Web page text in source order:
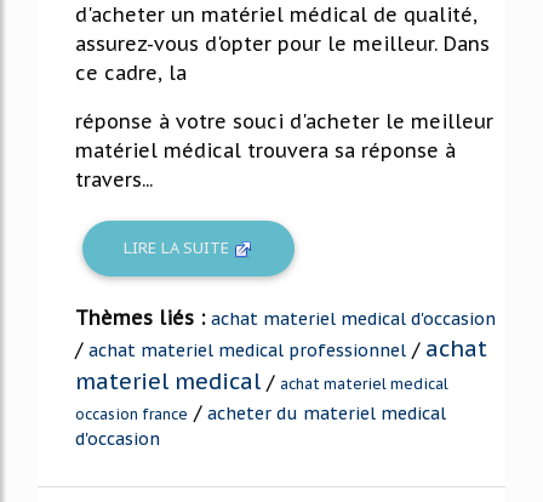
d'acheter un matériel médical de qualité,
assurez-vous d'opter pour le meilleur. Dans
ce cadre, la
réponse à votre souci d'acheter le meilleur
matériel médical trouvera sa réponse à
travers...
LIRE LA SUITE
Thèmes liés : achat materiel medical d'occasion
/ achat materiel medical professionnel / achat
materiel medical / achat materiel medical
occasion france / acheter du materiel medical
d'occasion